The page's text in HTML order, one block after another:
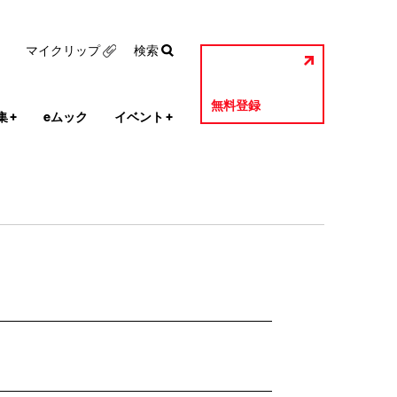
+ eムック イベント +
無料登録
マイクリップ 検索